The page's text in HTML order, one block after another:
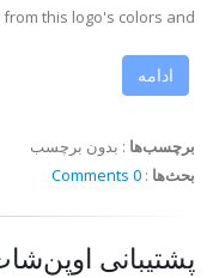
this logo's colors and ...
ادامه
برچسب‌ها : بدون برچسب
بحث‌ها :
0 Comments
پشتیبانی